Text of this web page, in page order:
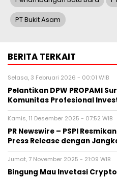
PT Bukit Asam
BERITA TERKAIT
Selasa, 3 Februari 2026 - 00:01 WIB
Pelantikan DPW PROPAMI
Komunitas Profesional
Kamis, 11 Desember 2025 - 07:52 WIB
PR Newswire – PSPI
Press Release dengan
Jumat, 7 November 2025 - 21:09 WIB
Bingung Mau Invetasi